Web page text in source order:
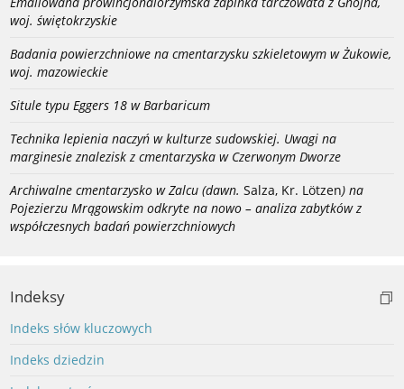
woj. świętokrzyskie
Badania powierzchniowe na cmentarzysku szkieletowym w Żukowie,
woj. mazowieckie
Situle typu Eggers 18 w Barbaricum
Technika lepienia naczyń w kulturze sudowskiej. Uwagi na
marginesie znalezisk z cmentarzyska w Czerwonym Dworze
Archiwalne cmentarzysko w Zalcu (dawn. Salza, Kr. Lötzen) na
Pojezierzu Mrągowskim odkryte na nowo – analiza zabytków z
współczesnych badań powierzchniowych
Indeksy
Indeks słów kluczowych
Indeks dziedzin